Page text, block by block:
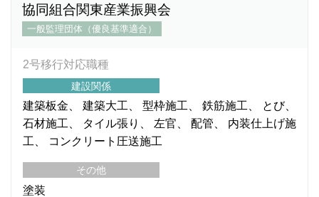
協同組合関東産業振興会
一般監理団体（優良基準適合）
2号移行対応職種
建設関係
建築板金 建築大工 型枠施工 鉄筋施工
とび
石材施工
タイル張り 左官 配管
内装仕上げ施
工
コンクリート圧送施工
その他
塗装